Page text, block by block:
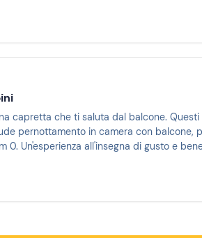
capretta che ti saluta dal balcone.
pernottamento in camera con balcone,
Un'esperienza all'insegna di gusto e